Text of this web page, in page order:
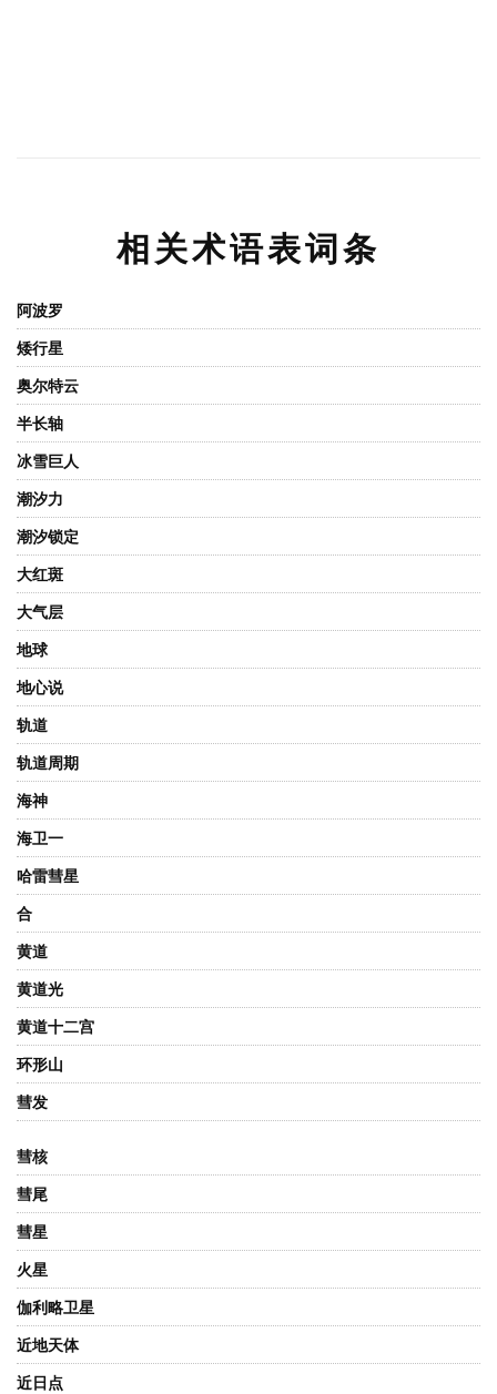
相关术语表词条
阿波罗
矮行星
奥尔特云
半长轴
冰雪巨人
潮汐力
潮汐锁定
大红斑
大气层
地球
地心说
轨道
轨道周期
海神
海卫一
哈雷彗星
合
黄道
黄道光
黄道十二宫
环形山
彗发
彗核
彗尾
彗星
火星
伽利略卫星
近地天体
近日点